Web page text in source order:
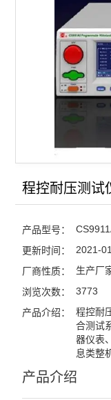
程控耐压测试
产品型号：
更新时间： 2021-
厂商性质： 生产厂
浏览次数： 3773
产品介绍：
程控耐
合测试
器仪表
息类整
产品介绍